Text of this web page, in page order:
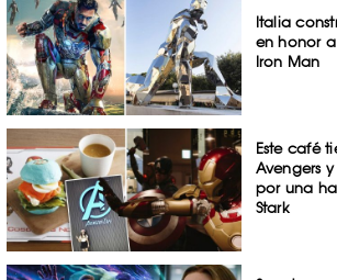
Italia
en honor a
Iron Man
Este café
Avengers
por una
Stark